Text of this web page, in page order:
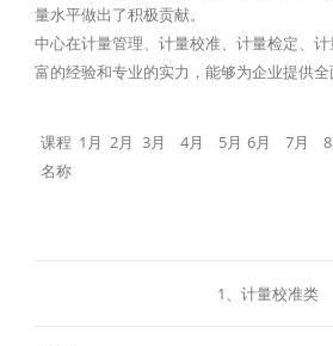
量水平做出了积极贡献。
中心在计量管理、计量校准、计量检定、
富的经验和专业的实力，能够为企业提供全
课程
名称
1月 2月 3月 4月 5月 6月 7月
1、计量校准类